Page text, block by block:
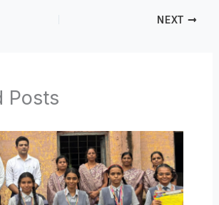
NEXT
Posts